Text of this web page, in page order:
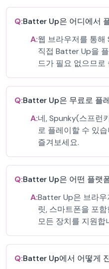
Q:Batter Up은 어디에서
A:웹 브라우저를 통
직접 Batter Up을
드가 필요 없으므로
Q:Batter Up은 무료로 플
A:네, Spunky(스프런
로 플레이할 수 있
즐겨보세요.
Q:Batter Up은 어떤 플랫
A:Batter Up은 브라우
릿, 스마트폰을 포
모든 장치를 지원합
Q:Batter Up에서 어떻게